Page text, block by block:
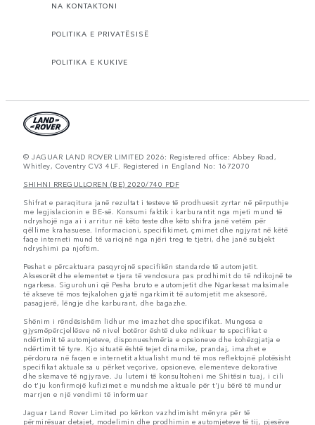
NA KONTAKTONI
POLITIKA E PRIVATËSISË
POLITIKA E KUKIVE
© JAGUAR LAND ROVER LIMITED 2026: Registered office: Abbey Road,
Whitley, Coventry CV3 4LF. Registered in England No: 1672070
SHIHNI RREGULLOREN (BE) 2020/740 PDF
Shifrat e paraqitura janë rezultat i testeve të prodhuesit zyrtar në përputhje
me legjislacionin e BE-së. Konsumi faktik i karburantit nga mjeti mund të
ndryshojë nga ai i arritur në këto teste dhe këto shifra janë vetëm për
qëllime krahasuese. Informacioni, specifikimet, çmimet dhe ngjyrat në këtë
faqe interneti mund të variojnë nga njëri treg te tjetri, dhe janë subjekt
ndryshimi pa njoftim.
Peshat e përcaktuara pasqyrojnë specifikën standarde të automjetit.
Aksesorët dhe elementet e tjera të vendosura pas prodhimit do të ndikojnë te
ngarkesa. Sigurohuni që Pesha bruto e automjetit dhe Ngarkesat maksimale
të akseve të mos tejkalohen gjatë ngarkimit të automjetit me aksesorë,
pasagjerë, lëngje dhe karburant, dhe bagazhe.
Shënim i rëndësishëm lidhur me imazhet dhe specifikat. Mungesa e
gjysmëpërcjellësve në nivel botëror është duke ndikuar te specifikat e
ndërtimit të automjeteve, disponueshmëria e opsioneve dhe kohëzgjatja e
ndërtimit të tyre. Kjo situatë është tejet dinamike, prandaj, imazhet e
përdorura në faqen e internetit aktualisht mund të mos reflektojnë plotësisht
specifikat aktuale sa u përket veçorive, opsioneve, elementeve dekorative
dhe skemave të ngjyrave. Ju lutemi të konsultoheni me Shitësin tuaj, i cili
do t'ju konfirmojë kufizimet e mundshme aktuale për t'ju bërë të mundur
marrjen e një vendimi të informuar
Jaguar Land Rover Limited po kërkon vazhdimisht mënyra për të
përmirësuar detajet, modelimin dhe prodhimin e automjeteve të tij, pjesëve